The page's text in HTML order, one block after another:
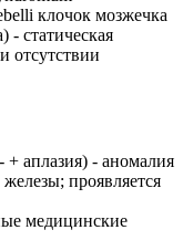
клочок мозжечка
- статическая
отсутствии
+ аплазия) - аномалия
проявляется
медицинские